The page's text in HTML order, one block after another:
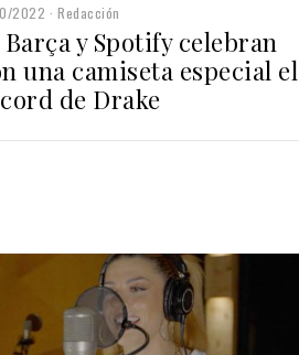
2022 Redacción
y Spotify celebran
una camiseta especial el
de Drake